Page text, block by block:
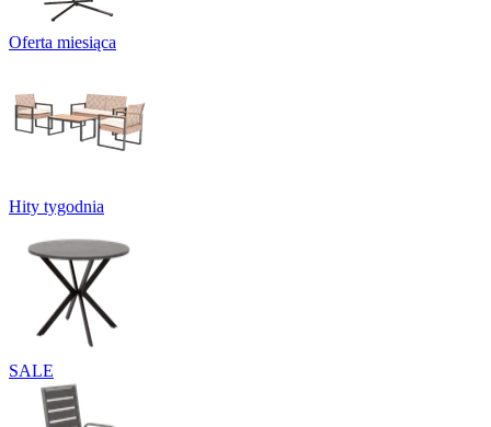
Oferta miesiąca
Hity tygodnia
SALE